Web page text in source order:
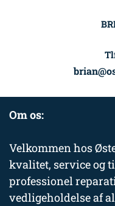
Om os:
Velkommen hos
kvalitet, service og
professionel
vedligeholdelse af